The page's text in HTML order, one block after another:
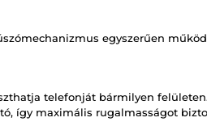
egyszerűen
telefonját bármilyen
így maximális rugalmasságot